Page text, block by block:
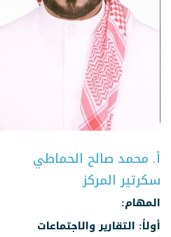
أ. محمد صالح الحماطي
سكرتير المركز
المهام:
أولاً: التقارير والاجتماعات